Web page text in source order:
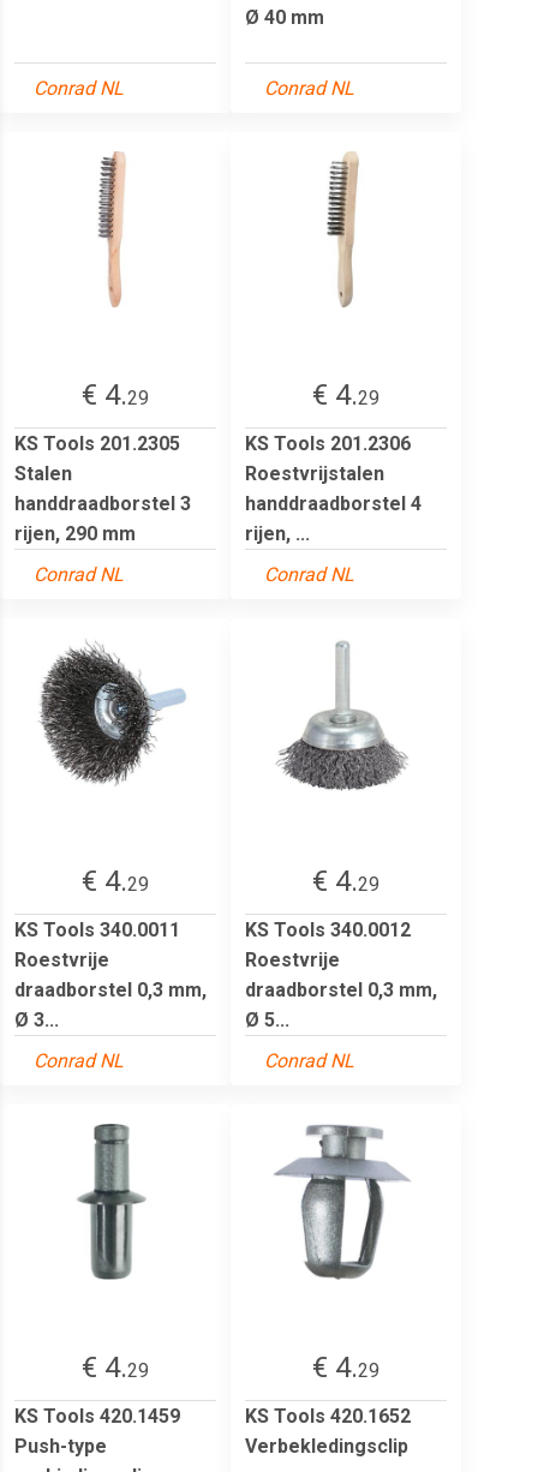
Conrad NL
Ø 40 mm
Conrad NL
€ 4.29
KS Tools 201.2305
Stalen
handdraadborstel 3
rijen, 290 mm
Conrad NL
€ 4.29
KS Tools 201.2306
Roestvrijstalen
handdraadborstel 4
rijen, ...
Conrad NL
€ 4.29
KS Tools 340.0011
Roestvrije
draadborstel 0,3 mm,
Ø 3...
Conrad NL
€ 4.29
KS Tools 340.0012
Roestvrije
draadborstel 0,3 mm,
Ø 5...
Conrad NL
€ 4.29
KS Tools 420.1459
Push-type
€ 4.29
KS Tools 420.1652
Verbekledingsclip